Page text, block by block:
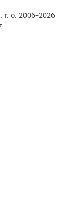
r. o. 2006–2026